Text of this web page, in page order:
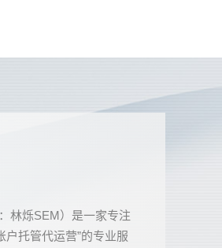
林烁SEM）是一家专注
户托管代运营”的专业服